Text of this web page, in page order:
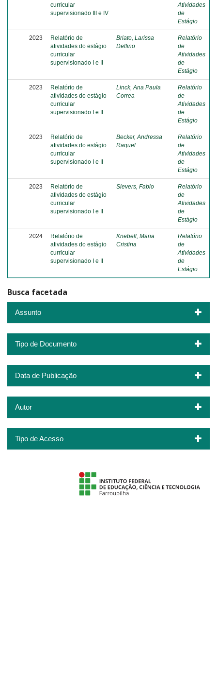
curricular
supervisionado III e IV
Atividades
de
Estágio
2023
Relatório de
atividades do estágio
curricular
supervisionado I e II
Briato, Larissa
Delfino
Relatório
de
Atividades
de
Estágio
2023
Relatório de
atividades do estágio
curricular
supervisionado I e II
Linck, Ana Paula
Correa
Relatório
de
Atividades
de
Estágio
2023
Relatório de
atividades do estágio
curricular
supervisionado I e II
Becker, Andressa
Raquel
Relatório
de
Atividades
de
Estágio
2023
Relatório de
atividades do estágio
curricular
supervisionado I e II
Sievers, Fabio
Relatório
de
Atividades
de
Estágio
2024
Relatório de
atividades do estágio
curricular
supervisionado I e II
Knebell, Maria
Cristina
Relatório
de
Atividades
de
Estágio
Busca facetada
Assunto
Tipo de Documento
Data de Publicação
Autor
Tipo de Acesso